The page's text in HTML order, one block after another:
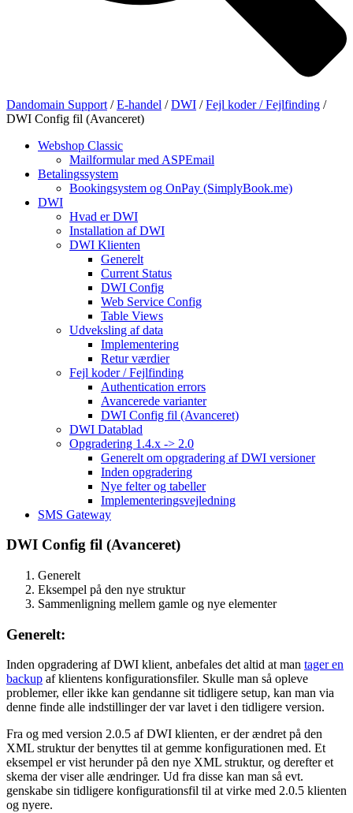
Dandomain Support /E-handel /DWI /Fejl koder / Fejlfinding /
DWI Config fil (Avanceret)
Webshop Classic
Mailformular med ASPEmail
Betalingssystem
Bookingsystem og OnPay (SimplyBook.me)
DWI
Hvad er DWI
Installation af DWI
DWI Klienten
Generelt
Current Status
DWI Config
Web Service Config
Table Views
Udveksling af data
Implementering
Retur værdier
Fejl koder / Fejlfinding
Authentication errors
Avancerede varianter
DWI Config fil (Avanceret)
DWI Datablad
Opgradering 1.4.x -> 2.0
Generelt om opgradering af DWI versioner
Inden opgradering
Nye felter og tabeller
Implementeringsvejledning
SMS Gateway
DWI Config fil (Avanceret)
Generelt
Eksempel på den nye struktur
Sammenligning mellem gamle og nye elementer
Generelt:
Inden opgradering af DWI klient, anbefales det altid at man tager en
backup af klientens konfigurationsfiler. Skulle man så opleve
problemer, eller ikke kan gendanne sit tidligere setup, kan man via
denne finde alle indstillinger der var lavet i den tidligere version.
Fra og med version 2.0.5 af DWI klienten, er der ændret på den
XML struktur der benyttes til at gemme konfigurationen med. Et
eksempel er vist herunder på den nye XML struktur, og derefter et
skema der viser alle ændringer. Ud fra disse kan man så evt.
genskabe sin tidligere konfigurationsfil til at virke med 2.0.5 klienten
og nyere.